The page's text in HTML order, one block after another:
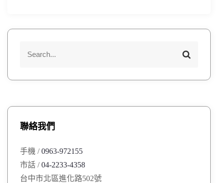
f
:
S
r
聯絡我們
手機 /0963-972155
市話 /04-2233-4358
台中市北區進化路502號